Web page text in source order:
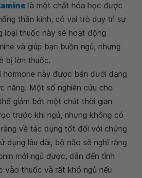
là một chất hóa học được
thần kinh, có vai trò duy trì sự
loại thuốc này sẽ hoạt động
và giúp bạn buồn ngủ, nhưng
bị lờn thuốc.
hormone này được bán dưới dạng
năng. Một số nghiên cứu cho
giảm bớt một chút thời gian
trước khi ngủ, nhưng không có
về tác dụng tốt đối với chứng
dụng lâu dài, bộ não sẽ nghĩ rằng
mới ngủ được, dẫn đến tình
vào thuốc và rất khó ngủ nếu